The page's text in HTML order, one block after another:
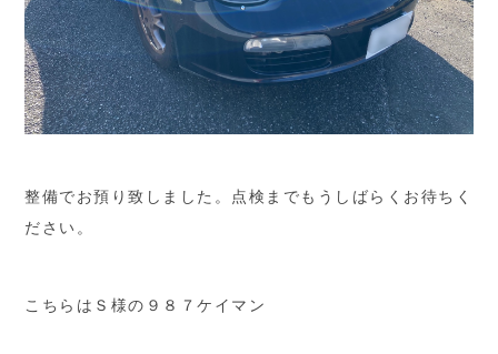
整備でお預り致しました。点検までもうしばらくお待ちく
ださい。
こちらはＳ様の９８７ケイマン